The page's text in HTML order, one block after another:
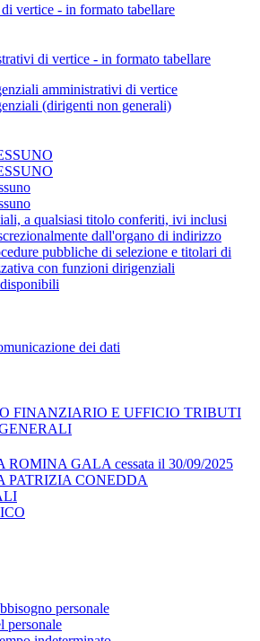
vertice - in formato tabellare
di vertice - in formato tabellare
amministrativi di vertice
(dirigenti non generali)
a qualsiasi titolo conferiti, ivi inclusi
dall'organo di indirizzo
pubbliche di selezione e titolari di
con funzioni dirigenziali
dei dati
FINANZIARIO E UFFICIO TRIBUTI
ROMINA GALA cessata il 30/09/2025
PATRIZIA CONEDDA
personale
personale